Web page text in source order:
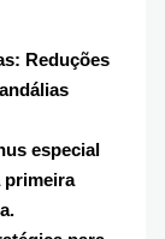
Reduções
especial
primeira